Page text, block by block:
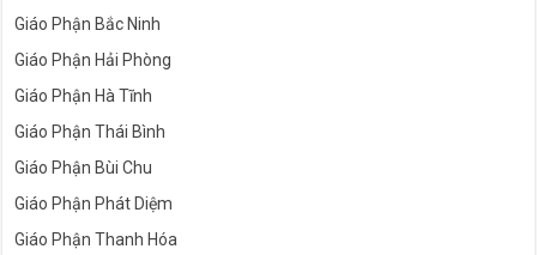
Giáo Phận Bắc Ninh
Giáo Phận Hải Phòng
Giáo Phận Hà Tĩnh
Giáo Phận Thái Bình
Giáo Phận Bùi Chu
Giáo Phận Phát Diệm
Giáo Phận Thanh Hóa